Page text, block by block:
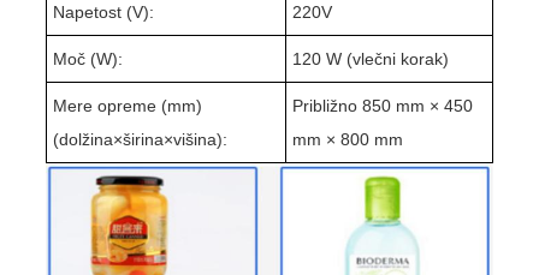
Napetost (V): 220V
Moč (W): 120 W (vlečni korak)
Mere opreme (mm)
(dolžina×širina×višina):
Približno 850 mm × 450
mm × 800 mm